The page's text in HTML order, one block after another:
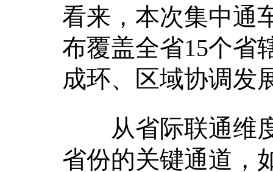
看来，本次集中通
布覆盖全省15个省
成环、区域协调发
从省际联通维度
省份的关键通道，